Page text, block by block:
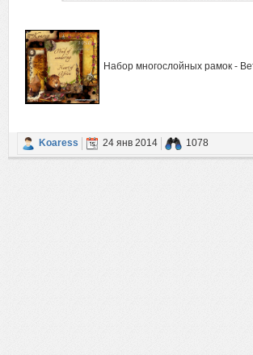
Набор многослойных рамок -
Koaress 24 янв 2014 1078